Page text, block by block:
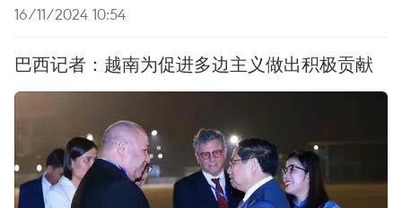
16/11/2024 10:54
巴西记者：越南为促进多边主义做出积极贡献